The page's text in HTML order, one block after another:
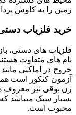
زمین را به کاوش
خرید فلزیاب
فلزیاب های دستی،
نام های متفاوت
خروج در اماکنی
آزمون کنکور است
زن بوقی نیز معروف
بسیار سبک میباشد که
محبوب است.